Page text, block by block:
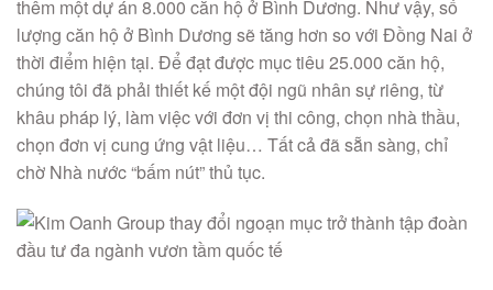
thêm một dự án 8.000 căn hộ ở Bình Dương. Như vậy, số
lượng căn hộ ở Bình Dương sẽ tăng hơn so với Đồng Nai ở
thời điểm hiện tại. Để đạt được mục tiêu 25.000 căn hộ,
chúng tôi đã phải thiết kế một đội ngũ nhân sự riêng, từ
khâu pháp lý, làm việc với đơn vị thi công, chọn nhà thầu,
chọn đơn vị cung ứng vật liệu… Tất cả đã sẵn sàng, chỉ
chờ Nhà nước “bấm nút” thủ tục.